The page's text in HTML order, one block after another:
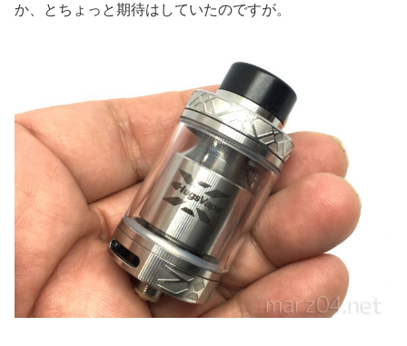
か、とちょっと期待はしていたのですが。